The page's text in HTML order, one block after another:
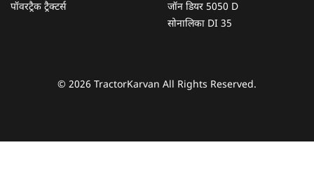
पॉवरट्रैक ट्रैक्टर्स
जॉन डियर 5050 D
सोनालिका DI 35
© 2026 TractorKarvan All Rights Reserved.